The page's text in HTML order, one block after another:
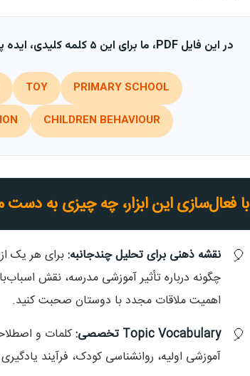
در این فایل PDF، ما برای این ۵ کلمه کلیدی، ایده پردازی و ابزار زبانی ارائه می‌دهیم:
PRIMARY SCHOOL
TOY
CHILDREN BEHAVIOUR
با فعال‌سازی این ابزار، چه چیزی به دست
نقشه ذهنی برای تحلیل چندجانبه:
چگونه درباره تأثیر آموزشی مدرسه، نقش
اهمیت ملاقات مجدد با دوستان صحبت کنید.
Topic Vocabulary تخصصی:
کلمات و
آموزشی اولیه، روانشناسی کودک، فرآیند